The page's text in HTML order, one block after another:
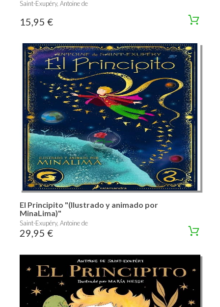
Saint-Exupéry, Antoine de
15,95 €
El Principito "(Ilustrado y animado por
MinaLima)"
Saint-Exupéry, Antoine de
29,95 €